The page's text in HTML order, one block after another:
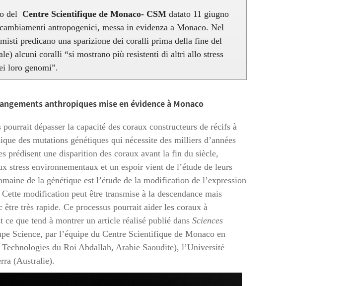
del Centre Scientifique de Monaco- CSM datato 11 giugno
antropogenici, messa in evidenza a Monaco. Nel
predicano una sparizione dei coralli prima della fine del
alcuni coralli “si mostrano più resistenti di altri allo stress
loro genomi”.
anthropiques mise en évidence à Monaco
dépasser la capacité des coraux constructeurs de récifs à
des mutations génétiques qui nécessite des milliers d’années
prédisent une disparition des coraux avant la fin du siècle,
stress environnementaux et un espoir vient de l’étude de leurs
de la génétique est l’étude de la modification de l’expression
modification peut être transmise à la descendance mais
très rapide. Ce processus pourrait aider les coraux à
ce que tend à montrer un article réalisé publié dans Sciences
Science, par l’équipe du Centre Scientifique de Monaco en
du Roi Abdallah, Arabie Saoudite), l’Université
(Australie).